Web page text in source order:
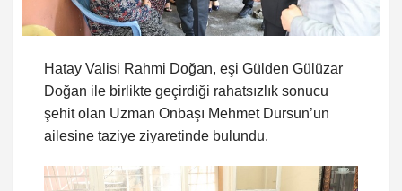
Hatay Valisi Rahmi Doğan, eşi Gülden Gülüzar
Doğan ile birlikte geçirdiği rahatsızlık sonucu
şehit olan Uzman Onbaşı Mehmet Dursun’un
ailesine taziye ziyaretinde bulundu.